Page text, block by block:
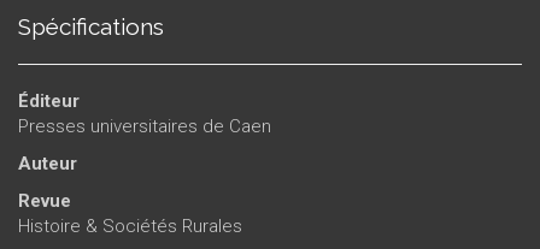
Spécifications
Éditeur
Presses universitaires de Caen
Auteur
Revue
Histoire & Sociétés Rurales